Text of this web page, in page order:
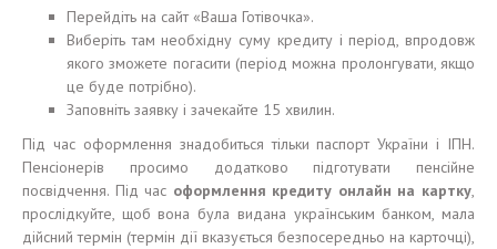
Перейдіть на сайт «Ваша Готівочка».
Виберіть там необхідну суму кредиту і період, впродовж
якого зможете погасити (період можна пролонгувати, якщо
це буде потрібно).
Заповніть заявку і зачекайте 15 хвилин.
Під час оформлення знадобиться тільки паспорт України і ІПН.
Пенсіонерів просимо додатково підготувати пенсійне
посвідчення. Під час оформлення кредиту онлайн на картку,
прослідкуйте, щоб вона була видана українським банком, мала
дійсний термін (термін дії вказується безпосередньо на карточці),